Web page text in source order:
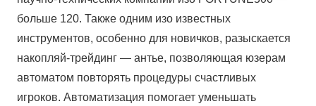
больше 120. Также одним изо известных
инструментов, особенно для новичков, разыскается
накопляй-трейдинг — антье, позволяющая юзерам
автоматом повторять процедуры счастливых
игроков. Автоматизация помогает уменьшать